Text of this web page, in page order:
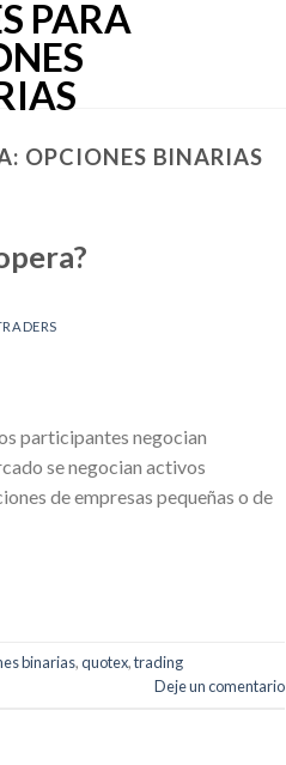
OPCIONES BINARIAS
participantes negocian
se negocian activos
de empresas pequeñas o de
binarias,quotex,trading
Deje un comentario